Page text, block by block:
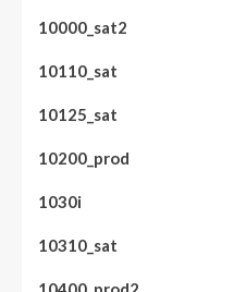
10000_sat2
10110_sat
10125_sat
10200_prod
1030i
10310_sat